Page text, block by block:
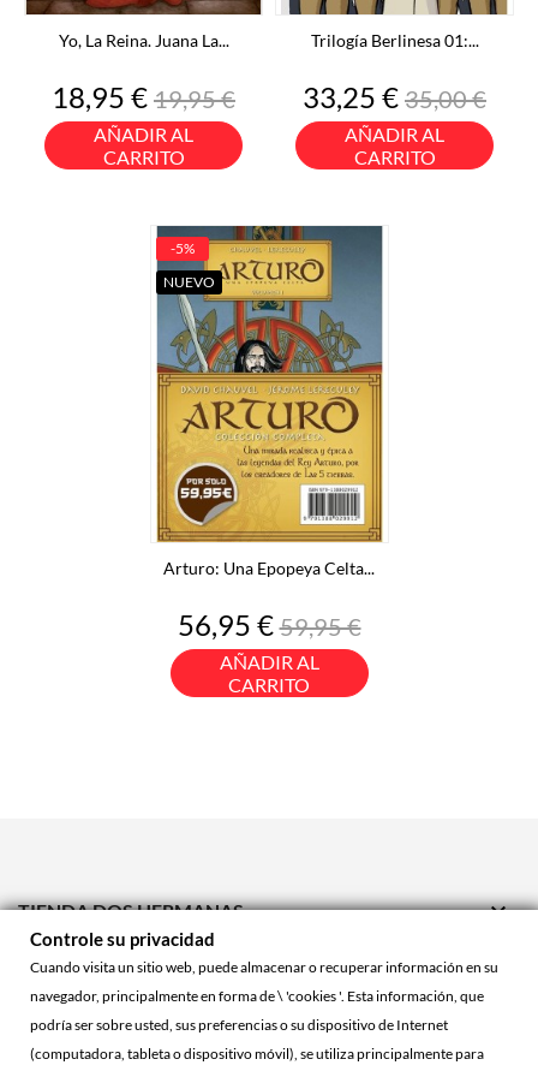
Yo, La Reina. Juana La...
Precio
18,95 €Precio
base
19,95 €
AÑADIR AL
CARRITO
Trilogía Berlinesa 01:...
Precio
33,25 €Precio
base
35,00 €
AÑADIR AL
CARRITO
Arturo: Una Epopeya Celta...
Precio
56,95 €Precio
base
59,95 €
AÑADIR AL
CARRITO
-5%
NUEVO
TIENDA DOS HERMANAS 
TIENDA ONLINE 
ACCOUNT
Controle su privacidad
Cuando visita un sitio web, puede almacenar o recuperar información en su
navegador, principalmente en forma de \ 'cookies '. Esta información, que
podría ser sobre usted, sus preferencias o su dispositivo de Internet
(computadora, tableta o dispositivo móvil), se utiliza principalmente para